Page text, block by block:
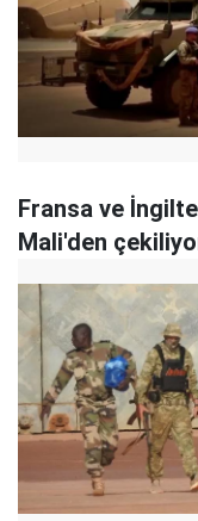
Fransa ve
Mali'den